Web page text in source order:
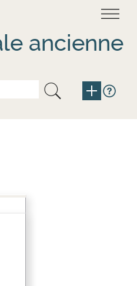
ancienne